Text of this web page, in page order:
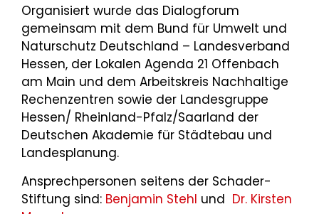
Organisiert wurde das Dialogforum
gemeinsam mit dem Bund für Umwelt und
Naturschutz Deutschland – Landesverband
Hessen, der Lokalen Agenda 21 Offenbach
am Main und dem Arbeitskreis Nachhaltige
Rechenzentren sowie der Landesgruppe
Hessen/ Rheinland-Pfalz/Saarland der
Deutschen Akademie für Städtebau und
Landesplanung.
Ansprechpersonen seitens der Schader-
Stiftung sind: Benjamin Stehl und Dr. Kirsten